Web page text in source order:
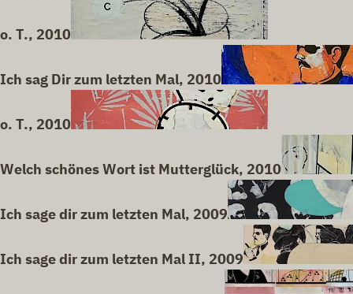
o. T., 2010
Ich sag Dir zum letzten Mal, 2010
o. T., 2010
Welch schönes Wort ist Mutterglück, 2010
Ich sage dir zum letzten Mal, 2009
Ich sage dir zum letzten Mal II, 2009